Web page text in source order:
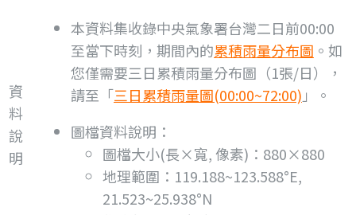
資
料
說
明
本資料集收錄中央氣象署台灣二日前00:00
至當下時刻，期間內的累積雨量分布圖 。如
您僅需要三日累積雨量分布圖（1張/日），
請至「三日累積雨量圖(00:00~72:00) 」。
圖檔資料說明：
圖檔大小(長×寬, 像素)：880×880
地理範圍：119.188~123.588°E,
21.523~25.938°N